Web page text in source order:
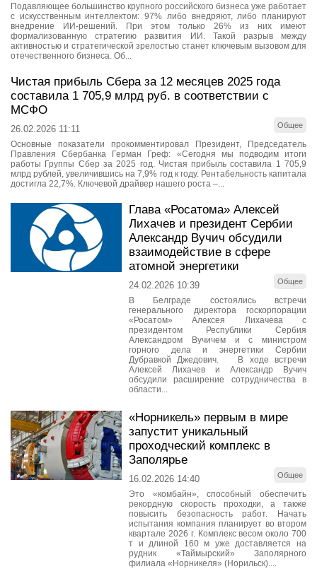
Подавляющее большинство крупного российского бизнеса уже работает
с искусственным интеллектом: 97% либо внедряют, либо планируют
внедрение ИИ-решений. При этом только 26% из них имеют
формализованную стратегию развития ИИ. Такой разрыв между
активностью и стратегической зрелостью станет ключевым вызовом для
отечественного бизнеса. Об...
Чистая прибыль Сбера за 12 месяцев 2025 года
составила 1 705,9 млрд руб. в соответствии с
МСФО
Общее
26.02.2026 11:11
Основные показатели прокомментировал Президент, Председатель
Правления Сбербанка Герман Греф: «Сегодня мы подводим итоги
работы Группы Сбер за 2025 год. Чистая прибыль составила 1 705,9
млрд рублей, увеличившись на 7,9% год к году. Рентабельность капитала
достигла 22,7%. Ключевой драйвер нашего роста –...
Глава «Росатома» Алексей
Лихачев и президент Сербии
Александр Вучич обсудили
взаимодействие в сфере
атомной энергетики
Общее
24.02.2026 10:39
В Белграде состоялись встречи
генерального директора госкорпорации
«Росатом» Алексея Лихачева с
президентом Республики Сербия
Александром Вучичем и с министром
горного дела и энергетики Сербии
Дубравкой Джедович. В ходе встречи
Алексей Лихачев и Александр Вучич
обсудили расширение сотрудничества в
области...
«Норникель» первым в мире
запустит уникальный
проходческий комплекс в
Заполярье
Общее
16.02.2026 14:40
Это «комбайн», способный обеспечить
рекордную скорость проходки, а также
повысить безопасность работ. Начать
испытания компания планирует во втором
квартале 2026 г. Комплекс весом около 700
т и длиной 160 м уже доставляется на
рудник «Таймырский» Заполярного
филиала «Норникеля» (Норильск)....